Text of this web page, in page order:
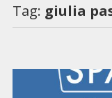
Tag: giulia